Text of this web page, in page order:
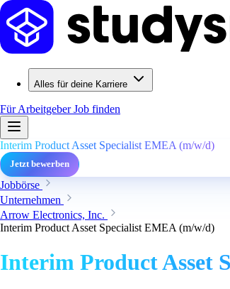
Alles für deine Karriere
Für ArbeitgeberJob finden
Interim Product Asset Specialist EMEA (m/w/d)
Jetzt bewerben
Jobbörse
Unternehmen
Arrow Electronics, Inc.
Interim Product Asset Specialist EMEA (m/w/d)
Interim Product Asset